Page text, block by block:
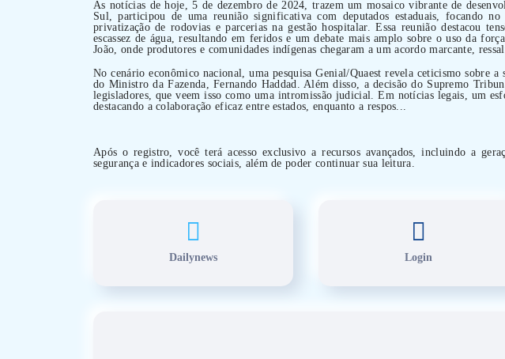
As notícias de hoje, 5 de dezembro de 2024, trazem um mosaico vibrante de
Sul, participou de uma reunião significativa com deputados estaduais, focando
privatização de rodovias e parcerias na gestão hospitalar. Essa reunião destacou
escassez de água, resultando em feridos e um debate mais amplo sobre o uso da
João, onde produtores e comunidades indígenas chegaram a um acordo marcante,
No cenário econômico nacional, uma pesquisa Genial/Quaest revela ceticismo
do Ministro da Fazenda, Fernando Haddad. Além disso, a decisão do Supremo
legisladores, que veem isso como uma intromissão judicial. Em notícias legais, um
destacando a colaboração eficaz entre estados, enquanto a respos...
Após o registro, você terá acesso exclusivo a recursos avançados, incluindo a
segurança e indicadores sociais, além de poder continuar sua leitura.
Dailynews Login